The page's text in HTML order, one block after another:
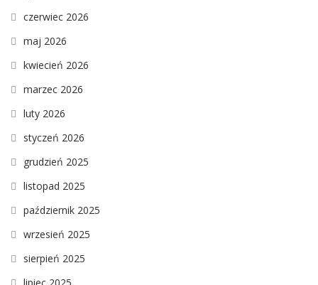
czerwiec 2026
maj 2026
kwiecień 2026
marzec 2026
luty 2026
styczeń 2026
grudzień 2025
listopad 2025
październik 2025
wrzesień 2025
sierpień 2025